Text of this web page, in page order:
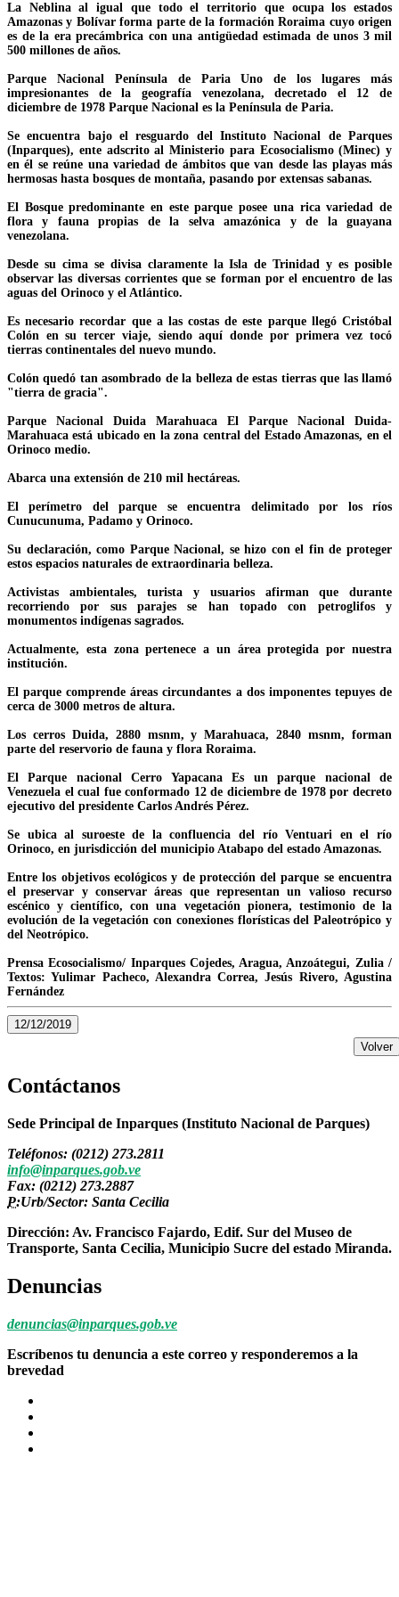
La Neblina al igual que todo el territorio que ocupa los estados
Amazonas y Bolívar forma parte de la formación Roraima cuyo origen
es de la era precámbrica con una antigüedad estimada de unos 3 mil
500 millones de años.
Parque Nacional Península de Paria Uno de los lugares más
impresionantes de la geografía venezolana, decretado el 12 de
diciembre de 1978 Parque Nacional es la Península de Paria.
Se encuentra bajo el resguardo del Instituto Nacional de Parques
(Inparques), ente adscrito al Ministerio para Ecosocialismo (Minec) y
en él se reúne una variedad de ámbitos que van desde las playas más
hermosas hasta bosques de montaña, pasando por extensas sabanas.
El Bosque predominante en este parque posee una rica variedad de
flora y fauna propias de la selva amazónica y de la guayana
venezolana.
Desde su cima se divisa claramente la Isla de Trinidad y es posible
observar las diversas corrientes que se forman por el encuentro de las
aguas del Orinoco y el Atlántico.
Es necesario recordar que a las costas de este parque llegó Cristóbal
Colón en su tercer viaje, siendo aquí donde por primera vez tocó
tierras continentales del nuevo mundo.
Colón quedó tan asombrado de la belleza de estas tierras que las llamó
"tierra de gracia".
Parque Nacional Duida Marahuaca El Parque Nacional Duida-
Marahuaca está ubicado en la zona central del Estado Amazonas, en el
Orinoco medio.
Abarca una extensión de 210 mil hectáreas.
El perímetro del parque se encuentra delimitado por los ríos
Cunucunuma, Padamo y Orinoco.
Su declaración, como Parque Nacional, se hizo con el fin de proteger
estos espacios naturales de extraordinaria belleza.
Activistas ambientales, turista y usuarios afirman que durante
recorriendo por sus parajes se han topado con petroglifos y
monumentos indígenas sagrados.
Actualmente, esta zona pertenece a un área protegida por nuestra
institución.
El parque comprende áreas circundantes a dos imponentes tepuyes de
cerca de 3000 metros de altura.
Los cerros Duida, 2880 msnm, y Marahuaca, 2840 msnm, forman
parte del reservorio de fauna y flora Roraima.
El Parque nacional Cerro Yapacana Es un parque nacional de
Venezuela el cual fue conformado 12 de diciembre de 1978 por decreto
ejecutivo del presidente Carlos Andrés Pérez.
Se ubica al suroeste de la confluencia del río Ventuari en el río
Orinoco, en jurisdicción del municipio Atabapo del estado Amazonas.
Entre los objetivos ecológicos y de protección del parque se encuentra
el preservar y conservar áreas que representan un valioso recurso
escénico y científico, con una vegetación pionera, testimonio de la
evolución de la vegetación con conexiones florísticas del Paleotrópico y
del Neotrópico.
Prensa Ecosocialismo/ Inparques Cojedes, Aragua, Anzoátegui, Zulia /
Textos: Yulimar Pacheco, Alexandra Correa, Jesús Rivero, Agustina
Fernández
12/12/2019
Volver
Contáctanos
Sede Principal de Inparques (Instituto Nacional de Parques)
Teléfonos: (0212) 273.2811
info@inparques.gob.ve
Fax: (0212) 273.2887
P:Urb/Sector: Santa Cecilia
Dirección: Av. Francisco Fajardo, Edif. Sur del Museo de
Transporte, Santa Cecilia, Municipio Sucre del estado Miranda.
Denuncias
denuncias@inparques.gob.ve
Escríbenos tu denuncia a este correo y responderemos a la
brevedad